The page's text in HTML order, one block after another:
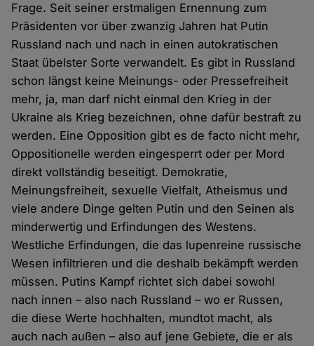
Frage. Seit seiner erstmaligen Ernennung zum
Präsidenten vor über zwanzig Jahren hat Putin
Russland nach und nach in einen autokratischen
Staat übelster Sorte verwandelt. Es gibt in Russland
schon längst keine Meinungs- oder Pressefreiheit
mehr, ja, man darf nicht einmal den Krieg in der
Ukraine als Krieg bezeichnen, ohne dafür bestraft zu
werden. Eine Opposition gibt es de facto nicht mehr,
Oppositionelle werden eingesperrt oder per Mord
direkt vollständig beseitigt. Demokratie,
Meinungsfreiheit, sexuelle Vielfalt, Atheismus und
viele andere Dinge gelten Putin und den Seinen als
minderwertig und Erfindungen des Westens.
Westliche Erfindungen, die das lupenreine russische
Wesen infiltrieren und die deshalb bekämpft werden
müssen. Putins Kampf richtet sich dabei sowohl
nach innen – also nach Russland – wo er Russen,
die diese Werte hochhalten, mundtot macht, als
auch nach außen – also auf jene Gebiete, die er als